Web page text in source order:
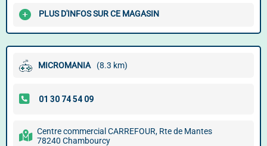
PLUS D'INFOS SUR CE MAGASIN
MICROMANIA (8.3 km)
Centre commercial CARREFOUR, Rte de Mantes
78240 Chambourcy